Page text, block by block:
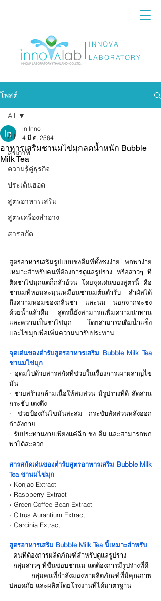
INNOVA
LABORATORY
โพสต์
All
สุขภาพ
ความรู้คู่ธุรกิจ
ประเด็นฮอต
สูตรอาหารเสริม
สูตรเครื่องสำอาง
สารสกัด
All
อาหารเสริมชานมไข่มุกลดน้ำหนัก Bubble
Milk Tea
ln lnno
4 มี.ค. 2564
สูตรอาหารเสริมรูปแบบชงดื่มที่ทั้งชงง่าย พกพาง่าย
เหมาะสำหรับคนที่ต้องการดูแลรูปร่าง หรือสาวๆ ที่
ติดชาไข่มุกแต่ก็กลัวอ้วน โดยจุดเด่นของสูตรนี้ คือ
ชานมที่หอมละมุนเหมือนชานมต้นตำรับ สำผัสได้
ถึงความหอมของกลิ่นชา และนม นอกจากจะชง
ด้วยน้ำแล้วดื่ม สูตรนี้ยังสามารถเพิ่มความน่าทาน
และความเป็นชาไข่มุก โดยสามารถเติมน้ำแข็ง
และไข่มุกเพื่อเพิ่มความน่ารับประทาน
จุดเด่นของตำรับสูตรอาหารเสริม Bubble Milk Tea
ชานมไข่มุก
· อุดมไปด้วยสารสกัดที่ช่วยในเรื่องการเผาผลาญไข
มัน
· ช่วยสร้างกล้ามเนื้อให้สมส่วน มีรูปร่างที่ดี สัดส่วน
กระชับ เต่งตึง
· ช่วยป้องกันไขมันสะสม กระชับสัดส่วนหลังออก
กำลังกาย
· รับประทานง่ายเพียงแค่ฉีก ชง ดื่ม และสามารถพก
พาได้สะดวก
สารสกัดเด่นของตำรับสูตรอาหารเสริม Bubble Milk
Tea ชานมไข่มุก
› Konjac Extract
› Raspberry Extract
› Green Coffee Bean Extract
› Citrus Aurantium Extract
› Garcinia Extract
สูตรอาหารเสริม Bubble Milk Tea นี้เหมาะสำหรับ
- คนที่ต้องการผลิตภัณฑ์สำหรับดูแลรูปร่าง
- กลุ่มสาวๆ ที่ชื่นชอบชานม แต่ต้องการมีรูปร่างที่ดี
- กลุ่มคนที่กำลังมองหาผลิตภัณฑ์ที่มีคุณภาพ
ปลอดภัย และผลิตโดยโรงงานที่ได้มาตรฐาน